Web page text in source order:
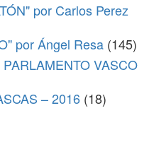
por Carlos Perez
por Ángel Resa (145)
VASCO
– 2016 (18)